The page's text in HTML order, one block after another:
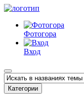
Фотогора
Вход
Категории